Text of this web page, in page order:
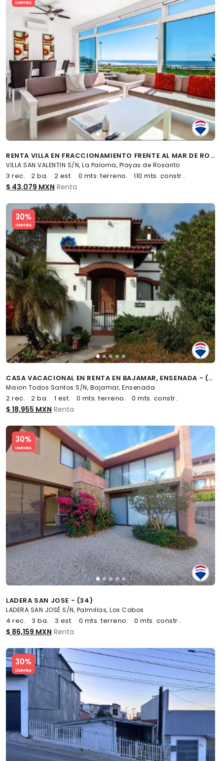
COMPATIBLE
RENTA VILLA EN FRACCIONAMIENTO FRENTE AL MAR DE ROSARITO - (34)
VILLA SAN VALENTIN S/N, La Paloma, Playas de Rosarito
3 rec. 2 ba. 2 est. 0 mts. terreno. 110 mts. constr..
$ 43,079 MXN Renta
30%
COMPATIBLE
Slide 1 of 5
CASA VACACIONAL EN RENTA EN BAJAMAR, ENSENADA - (34)
Mision Todos Santos S/N, Bajamar, Ensenada
2 rec. 2 ba. 1 est. 0 mts. terreno. 0 mts. constr..
$ 18,955 MXN Renta
30%
COMPATIBLE
Slide 1 of 5
LADERA SAN JOSE - (34)
LADERA SAN JOSÉ S/N, Palmillas, Los Cabos
4 rec. 3 ba. 3 est. 0 mts. terreno. 0 mts. constr..
$ 86,159 MXN Renta
30%
COMPATIBLE
Slide 1 of 5